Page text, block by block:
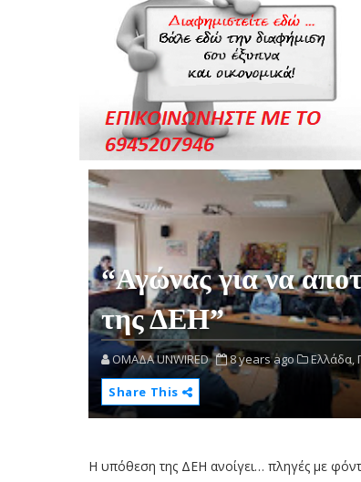
“Αγώνας για να
της ΔΕΗ”
OMAΔΑ UNWIRED 8 years ago Ελλάδα,
Share This
Η υπόθεση της ΔΕΗ ανοίγει… πληγές με